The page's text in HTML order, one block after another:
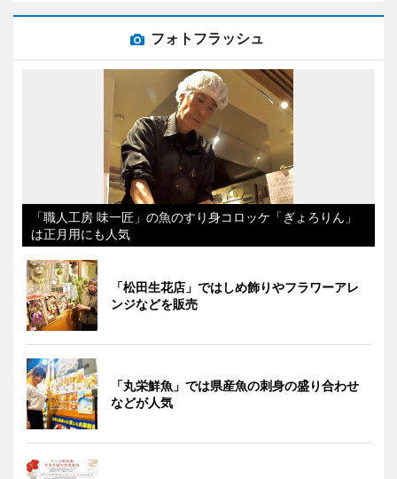
フォトフラッシュ
「職人工房 味一匠」の魚のすり身コロッケ「ぎょろりん」
は正月用にも人気
「松田生花店」ではしめ飾りやフラワーアレ
ンジなどを販売
「丸栄鮮魚」では県産魚の刺身の盛り合わせ
などが人気